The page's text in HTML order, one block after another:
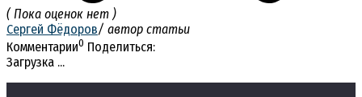
( Пока оценок нет )
Сергей Фёдоров/ автор статьи
Комментарии0 Поделиться:
Загрузка ...